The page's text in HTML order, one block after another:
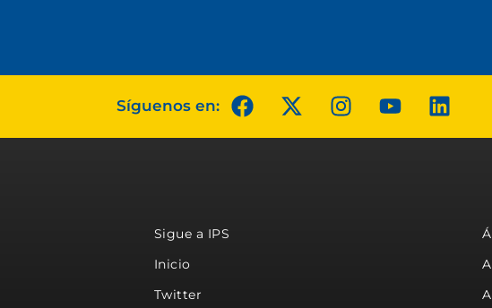
Síguenos en:
Sigue a IPS
Inicio
Twitter